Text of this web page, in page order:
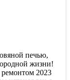
печью,
жизни!
2023